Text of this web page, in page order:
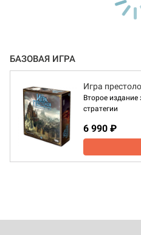
БАЗОВАЯ ИГРА
Игра
Второе
стратегии
6 990 ₽